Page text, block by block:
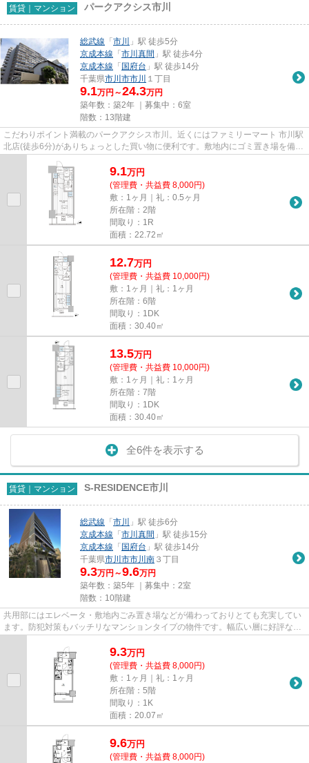
賃貸｜マンション パークアクシス市川
総武線 「 市川
」駅 徒歩5分
京成本線 「 市川真間 」駅 徒歩4分
京成本線 「 国府台 」駅 徒歩14分
千葉県市川市市川 １丁目
9.1万円～24.3万円
築年数：築2年 ｜募集中： 6室
階数：13階建
こだわりポイント満載のパークアクシス市川。近くにはファミリーマート 市川駅
北店(徒歩6分)がありちょっとした買い物に便利です。敷地内にゴミ置き場を備え
9.1万円
(管理費・共益費 8,000円)
敷：1ヶ月｜礼：0.5ヶ月
所在階：2階
間取り：1R
面積：22.72㎡
12.7万円
(管理費・共益費 10,000円)
敷：1ヶ月｜礼：1ヶ月
所在階：6階
間取り：1DK
面積：30.40㎡
13.5万円
(管理費・共益費 10,000円)
敷：1ヶ月｜礼：1ヶ月
所在階：7階
間取り：1DK
面積：30.40㎡
全6件を表示する
賃貸｜マンション S-RESIDENCE市川
総武線 「 市川
」駅 徒歩6分
京成本線 「 市川真間 」駅 徒歩15分
京成本線 「 国府台 」駅 徒歩14分
千葉県市川市市川南 ３丁目
9.3万円～9.6万円
築年数：築5年 ｜募集中： 2室
階数：10階建
共用部にはエレベータ・敷地内ごみ置き場などが備わっておりとても充実してい
ます。防犯対策もバッチリなマンションタイプの物件です。幅広い層に好評な、
9.3万円
(管理費・共益費 8,000円)
敷：1ヶ月｜礼：1ヶ月
所在階：5階
間取り：1K
面積：20.07㎡
9.6万円
(管理費・共益費 8,000円)